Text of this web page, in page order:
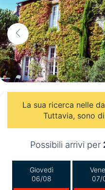
La sua ricerca nelle
Tuttavia, sono
Possibili arrivi per
Giovedì
06/08
07/